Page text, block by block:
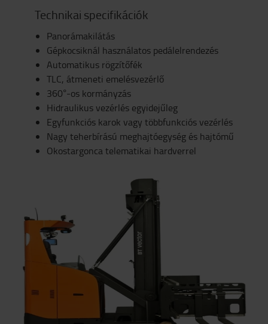
Technikai specifikációk
Panorámakilátás
Gépkocsiknál használatos pedálelrendezés
Automatikus rögzítőfék
TLC, átmeneti emelésvezérlő
360°-os kormányzás
Hidraulikus vezérlés egyidejűleg
Egyfunkciós karok vagy többfunkciós vezérlés
Nagy teherbírású meghajtóegység és hajtómű
Okostargonca telematikai hardverrel